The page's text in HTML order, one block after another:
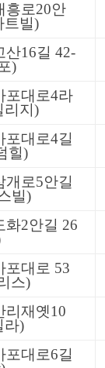
흥로20안
트빌)
산16길 42-
)
포대로4라
리지)
포대로4길
힐)
개로5안길
빌)
화2안길 26
포대로 53
스)
리재옛10
라)
포대로6길